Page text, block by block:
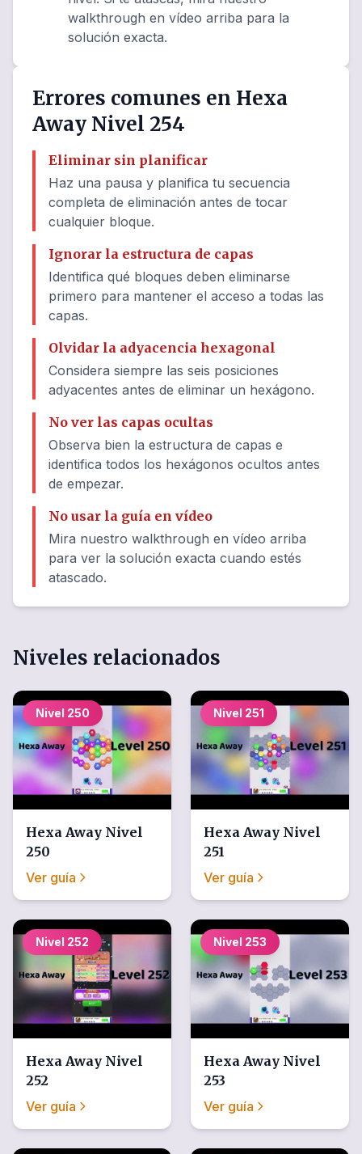
walkthrough en vídeo arriba para la
solución exacta.
Errores comunes en Hexa
Away Nivel 254
Eliminar sin planificar
Haz una pausa y planifica tu secuencia
completa de eliminación antes de tocar
cualquier bloque.
Ignorar la estructura de capas
Identifica qué bloques deben eliminarse
primero para mantener el acceso a todas las
capas.
Olvidar la adyacencia hexagonal
Considera siempre las seis posiciones
adyacentes antes de eliminar un hexágono.
No ver las capas ocultas
Observa bien la estructura de capas e
identifica todos los hexágonos ocultos antes
de empezar.
No usar la guía en vídeo
Mira nuestro walkthrough en vídeo arriba
para ver la solución exacta cuando estés
atascado.
Niveles relacionados
Nivel 250
Hexa Away Nivel
250
Ver guía
Nivel 251
Hexa Away Nivel
251
Ver guía
Nivel 252
Hexa Away Nivel
252
Ver guía
Nivel 253
Hexa Away Nivel
253
Ver guía